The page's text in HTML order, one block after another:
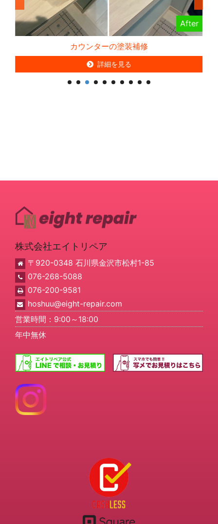
After
カウンターの塗装補修
詳細を見る
詳細を見る
株式会社エイトリペア
〒920-0348 石川県金沢市松村1-85
076-268-5088
076-200-9581
hoshuu@eight-repair.com
営業時間：9:00～18:00
年中無休